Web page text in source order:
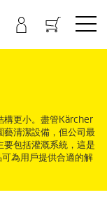
構更小。盡管Kärcher
藝清潔設備，但公司最
包括灌溉系統，這是
為用戶提供合適的解